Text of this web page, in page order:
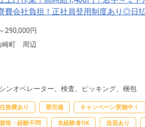
費会社負担！正社員登用制度あり◎日
290,000円
円
町　周辺
ンオペレーター、 検査、 ピッキング、 梱包
旅費あり 寮完備 キャンペーン実施中！
資格・経験不問 未経験者OK 送迎あり